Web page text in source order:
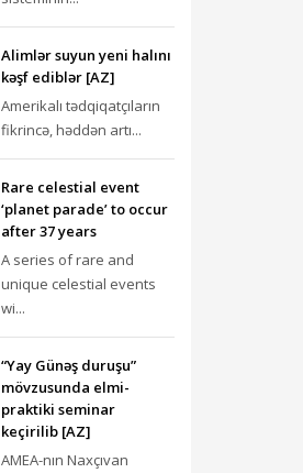
Alimlər suyun yeni halını
kəşf ediblər [AZ]
Amerikalı tədqiqatçıların
fikrincə, həddən artı...
Rare celestial event
‘planet parade’ to occur
after 37 years
A series of rare and
unique celestial events
wi...
“Yay Günəş duruşu”
mövzusunda elmi-
praktiki seminar
keçirilib [AZ]
AMEA-nın Naxçıvan